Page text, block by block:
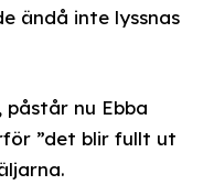
ändå inte lyssnas
nu Ebba
”det blir fullt ut